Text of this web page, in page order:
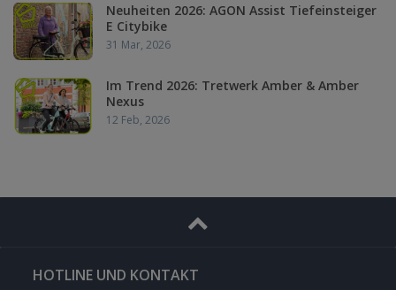
Neuheiten 2026: AGON Assist Tiefeinsteiger
E Citybike
31 Mar, 2026
Im Trend 2026: Tretwerk Amber & Amber
Nexus
12 Feb, 2026
HOTLINE UND KONTAKT